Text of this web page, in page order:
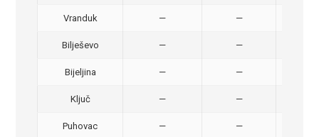
Vranduk — —
Bilješevo — —
Bijeljina — —
Ključ — —
Puhovac — —